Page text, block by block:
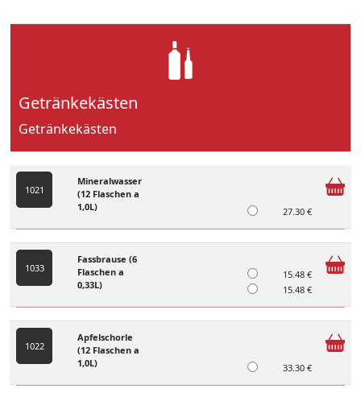
Getränkekästen
Getränkekästen
1021
Mineralwasser
(12 Flaschen a
1,0L)
27.30 €
1033
Fassbrause (6
Flaschen a
0,33L)
15.48 €
15.48 €
1022
Apfelschorle
(12 Flaschen a
1,0L)
33.30 €